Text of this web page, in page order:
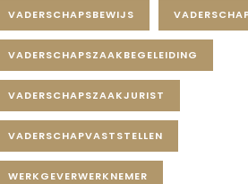
VADERSCHAPSBEWIJS
VADERSCHAPSZAAKBEGELEIDING
VADERSCHAPSZAAKJURIST
VADERSCHAPVASTSTELLEN
WERKGEVERWERKNEMER